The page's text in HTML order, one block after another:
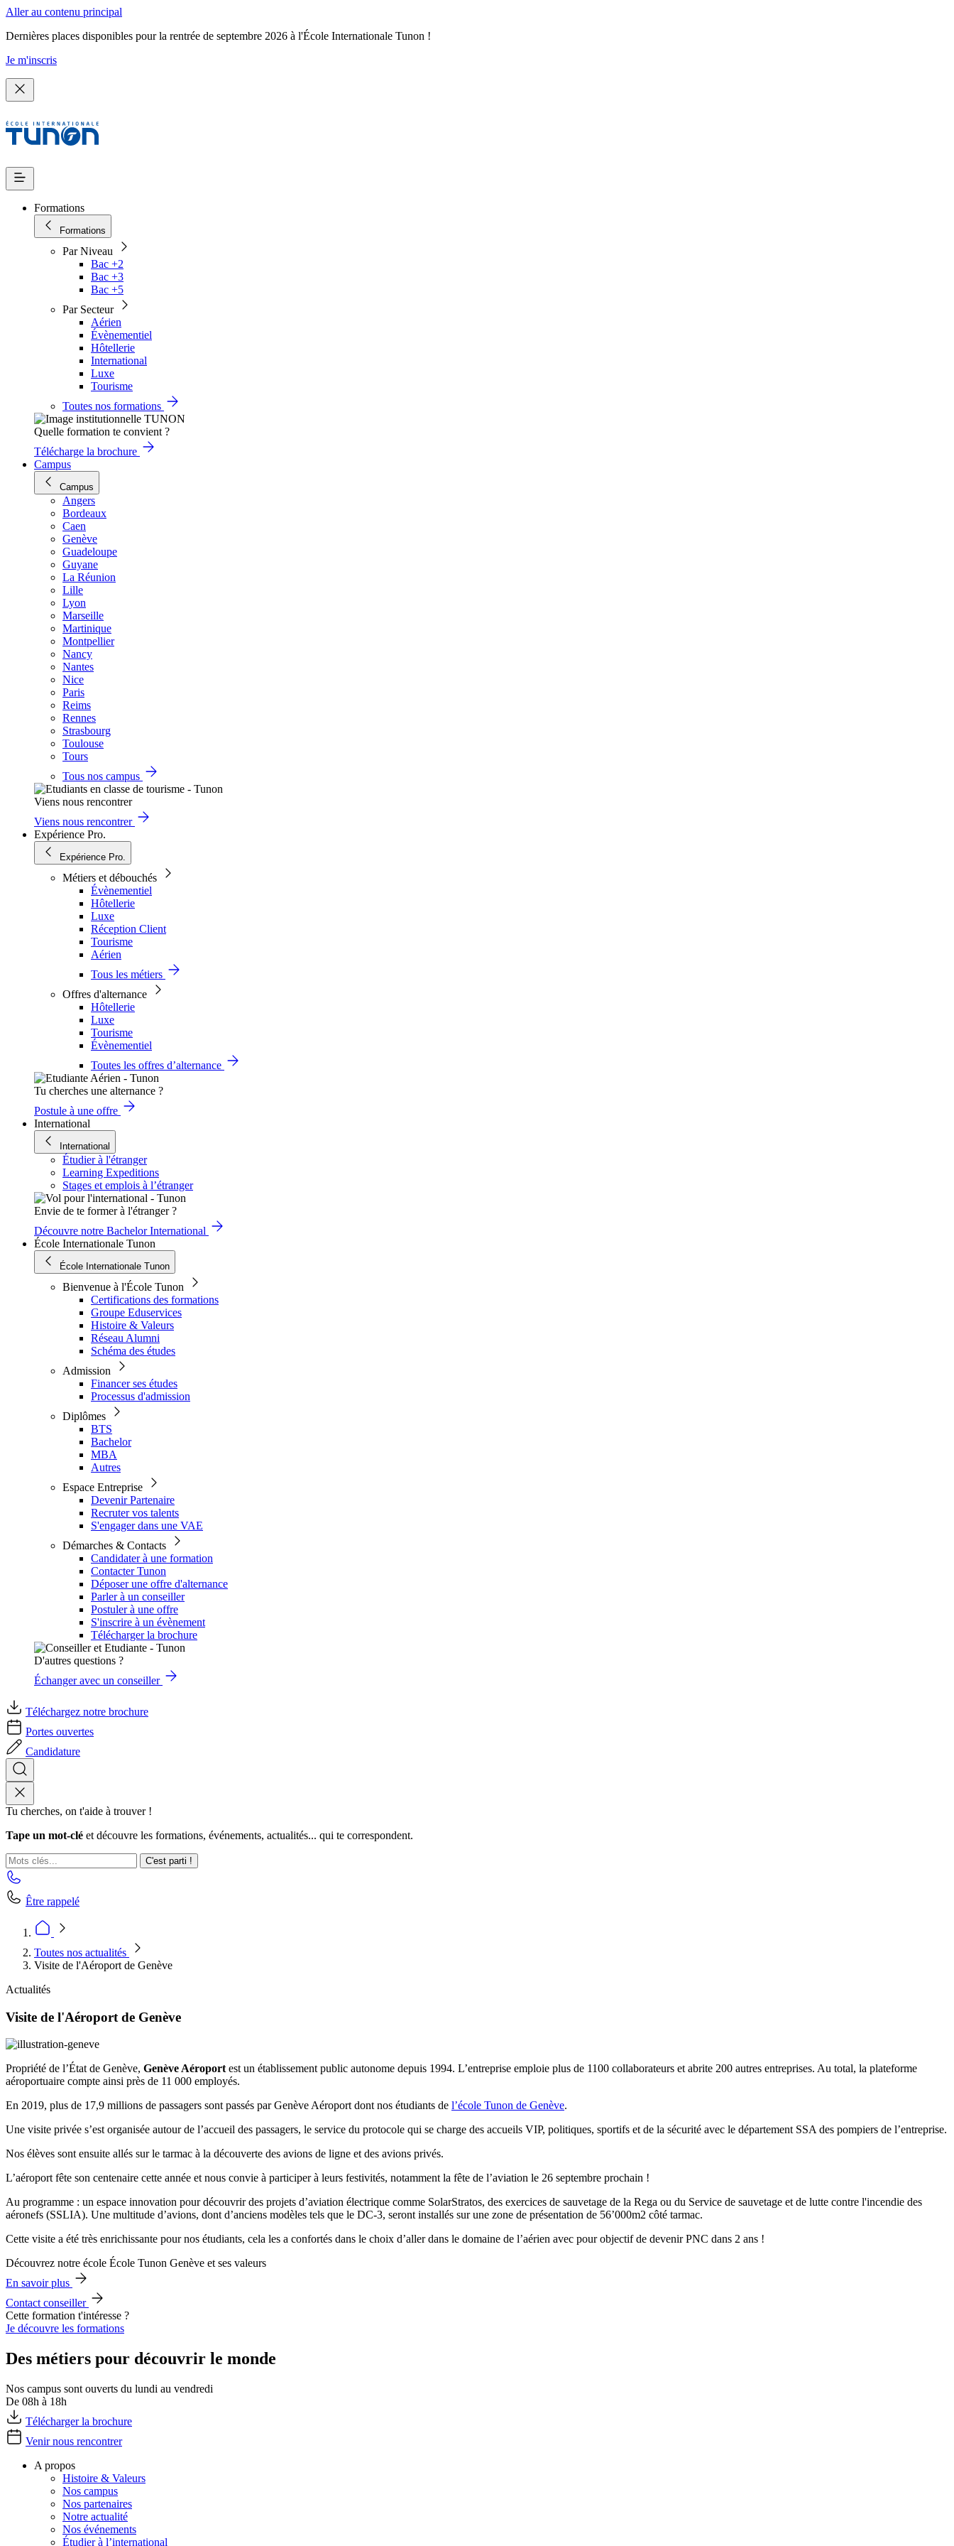
Aller au contenu principal
Dernières places disponibles pour la rentrée de septembre 2026 à l'École Internationale Tunon !
Je m'inscris
Formations
Formations
Par Niveau
Bac +2
Bac +3
Bac +5
Par Secteur
Aérien
Évènementiel
Hôtellerie
International
Luxe
Tourisme
Toutes nos formations
Quelle formation te convient ?
Télécharge la brochure
Campus
Campus
Angers
Bordeaux
Caen
Genève
Guadeloupe
Guyane
La Réunion
Lille
Lyon
Marseille
Martinique
Montpellier
Nancy
Nantes
Nice
Paris
Reims
Rennes
Strasbourg
Toulouse
Tours
Tous nos campus
Viens nous rencontrer
Viens nous rencontrer
Expérience Pro.
Expérience Pro.
Métiers et débouchés
Évènementiel
Hôtellerie
Luxe
Réception Client
Tourisme
Aérien
Tous les métiers
Offres d'alternance
Hôtellerie
Luxe
Tourisme
Évènementiel
Toutes les offres d’alternance
Tu cherches une alternance ?
Postule à une offre
International
International
Étudier à l'étranger
Learning Expeditions
Stages et emplois à l’étranger
Envie de te former à l'étranger ?
Découvre notre Bachelor International
École Internationale Tunon
École Internationale Tunon
Bienvenue à l'École Tunon
Certifications des formations
Groupe Eduservices
Histoire & Valeurs
Réseau Alumni
Schéma des études
Admission
Financer ses études
Processus d'admission
Diplômes
BTS
Bachelor
MBA
Autres
Espace Entreprise
Devenir Partenaire
Recruter vos talents
S'engager dans une VAE
Démarches & Contacts
Candidater à une formation
Contacter Tunon
Déposer une offre d'alternance
Parler à un conseiller
Postuler à une offre
S'inscrire à un évènement
Télécharger la brochure
D'autres questions ?
Échanger avec un conseiller
Téléchargez notre brochure
Portes ouvertes
Candidature
Tu cherches, on t'aide à trouver !
Tape un mot-clé et découvre les formations, événements, actualités... qui te correspondent.
C'est parti !
Être rappelé
Toutes nos actualités
Visite de l'Aéroport de Genève
Actualités
Visite de l'Aéroport de Genève
Propriété de l’État de Genève, Genève Aéroportest un établissement public autonome depuis 1994. L’entreprise emploie plus de 1100 collaborateurs et abrite 200 autres entreprises. Au total, la plateforme
aéroportuaire compte ainsi près de 11 000 employés.
En 2019, plus de 17,9 millions de passagers sont passés par Genève Aéroport dont nos étudiants de l’école Tunon de Genève.
Une visite privée s’est organisée autour de l’accueil des passagers, le service du protocole qui se charge des accueils VIP, politiques, sportifs et de la sécurité avec le département SSA des pompiers de l’entreprise.
Nos élèves sont ensuite allés sur le tarmac à la découverte des avions de ligne et des avions privés.
L’aéroport fête son centenaire cette année et nous convie à participer à leurs festivités, notamment la fête de l’aviation le 26 septembre prochain !
Au programme : un espace innovation pour découvrir des projets d’aviation électrique comme SolarStratos, des exercices de sauvetage de la Rega ou du Service de sauvetage et de lutte contre l'incendie des
aéronefs (SSLIA). Une multitude d’avions, dont d’anciens modèles tels que le DC-3, seront installés sur une zone de présentation de 56’000m2 côté tarmac.
Cette visite a été très enrichissante pour nos étudiants, cela les a confortés dans le choix d’aller dans le domaine de l’aérien avec pour objectif de devenir PNC dans 2 ans !
Découvrez notre école École Tunon Genève et ses valeurs
En savoir plus
Contact conseiller
Cette formation t'intéresse ?
Je découvre les formations
Des métiers pour découvrir le monde
Nos campus sont ouverts du lundi au vendredi
De 08h à 18h
Télécharger la brochure
Venir nous rencontrer
A propos
Histoire & Valeurs
Nos campus
Nos partenaires
Notre actualité
Nos événements
Étudier à l’international